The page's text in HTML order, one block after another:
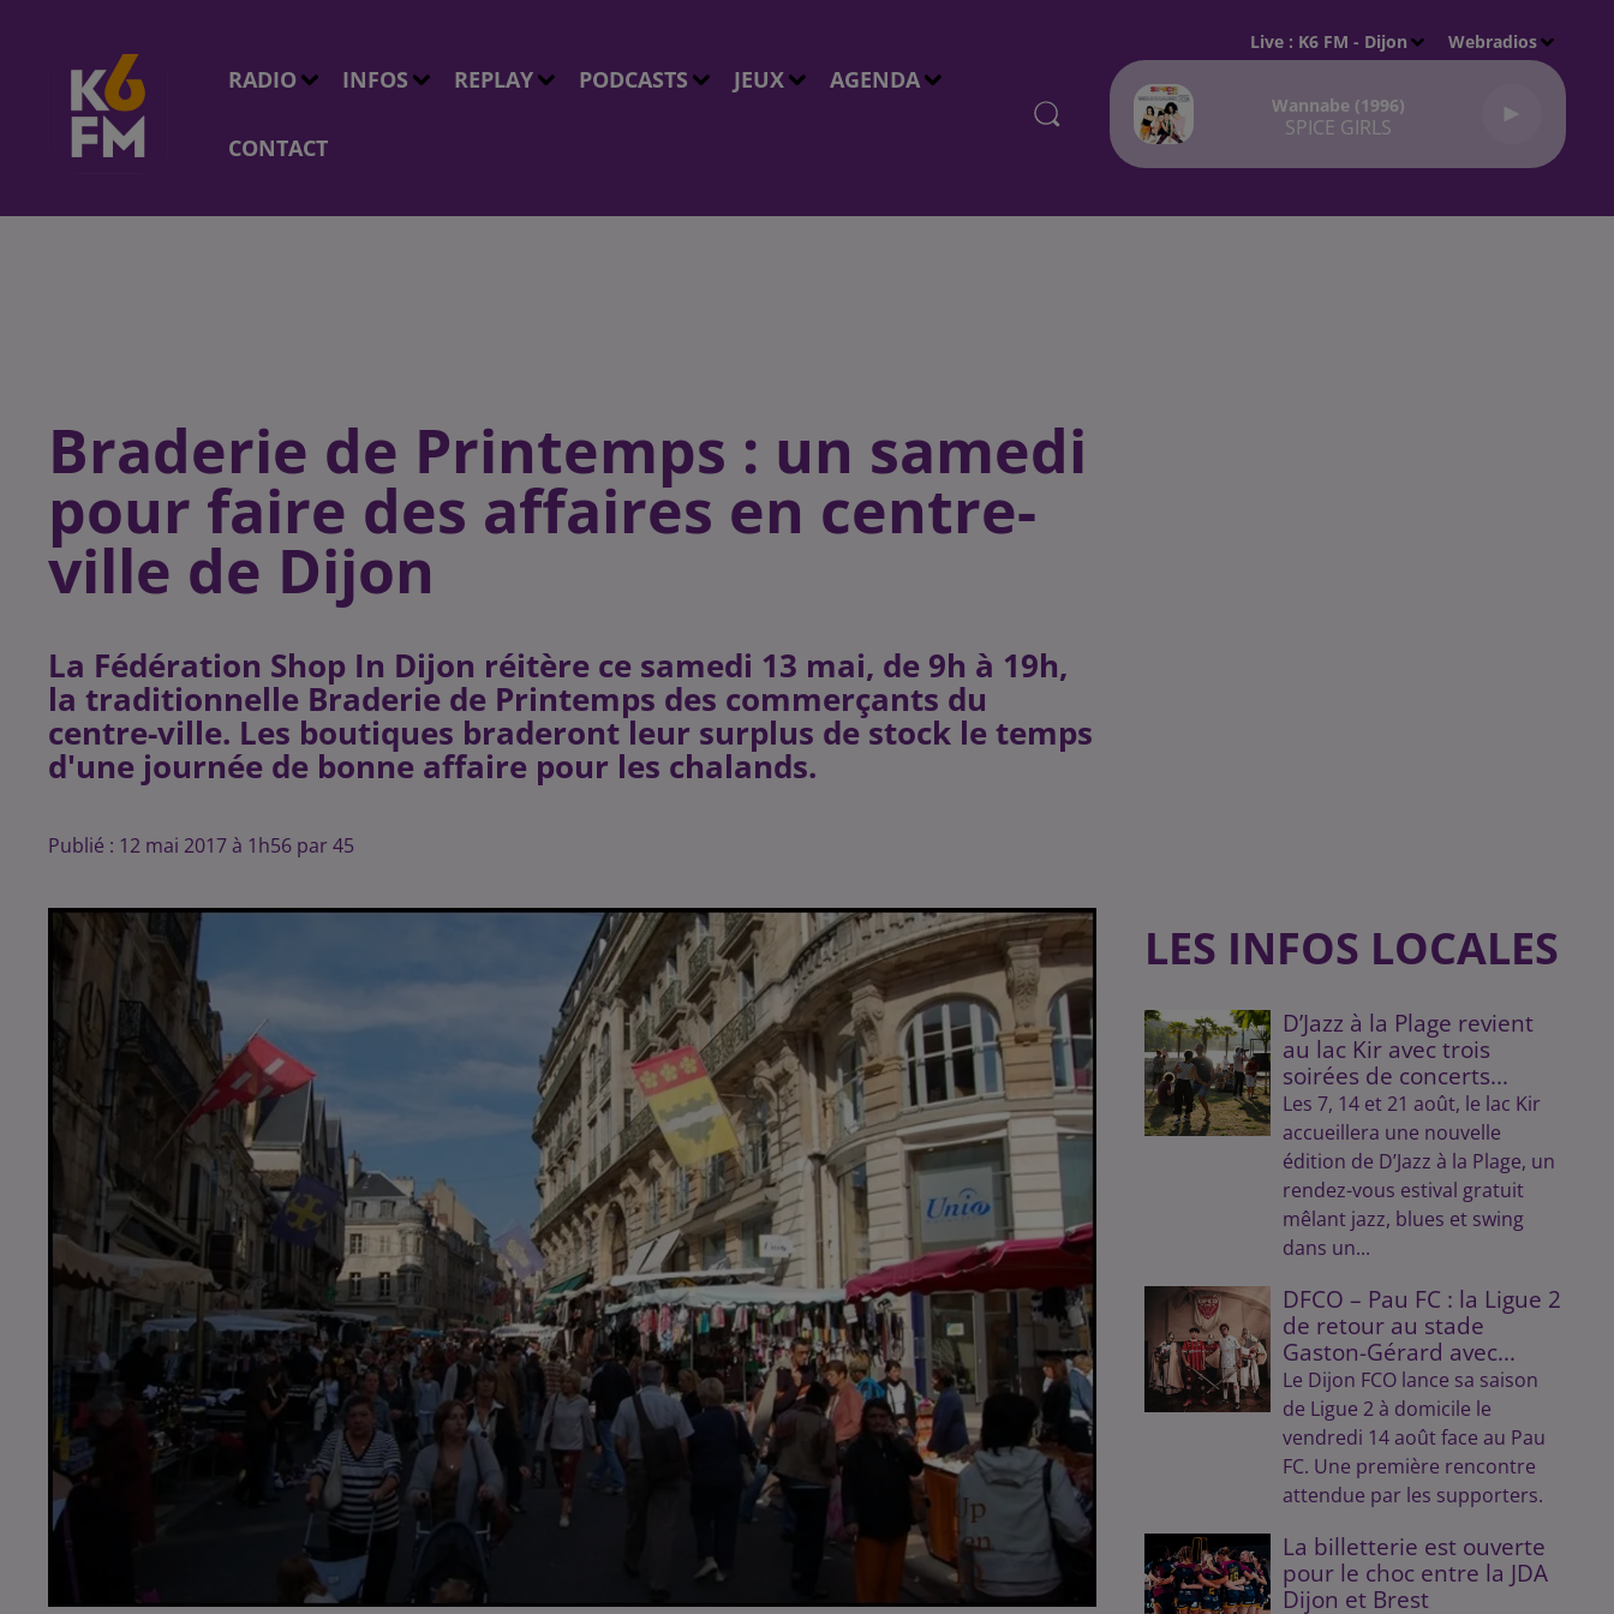
RADIO INFOS REPLAY PODCASTS JEUX AGENDA
CONTACT
Live : K6 FM - Dijon Webradios
Wannabe (1996)
SPICE GIRLS
Braderie de Printemps : un samedi
pour faire des affaires en centre-
ville de Dijon
La Fédération Shop In Dijon réitère ce samedi 13 mai, de 9h à 19h,
la traditionnelle Braderie de Printemps des commerçants du
centre-ville. Les boutiques braderont leur surplus de stock le temps
Publié : 12 mai 2017 à 1h56 par 45
LES INFOS LOCALES
D’Jazz à la Plage revient
au lac Kir avec trois
soirées de concerts...
Les 7, 14 et 21 août, le lac Kir
accueillera une nouvelle
édition de D’Jazz à la Plage, un
rendez-vous estival gratuit
mêlant jazz, blues et swing
dans un...
DFCO – Pau FC : la Ligue 2
de retour au stade
Gaston-Gérard avec...
Le Dijon FCO lance sa saison
de Ligue 2 à domicile le
vendredi 14 août face au Pau
FC. Une première rencontre
attendue par les supporters.
La billetterie est ouverte
pour le choc entre la JDA
Dijon et Brest